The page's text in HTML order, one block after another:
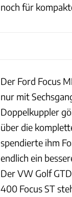
noch für
Der Ford Focus
nur mit
Doppelkuppler
über die
spendierte ihm
endlich ein
Der VW Golf
400 Focus ST